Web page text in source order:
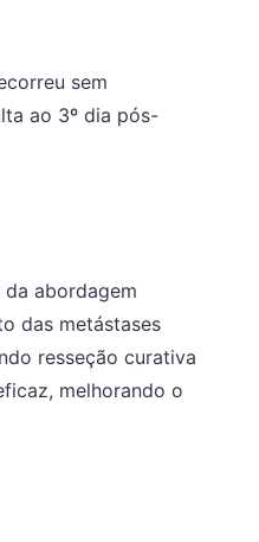
sem
ao 3º dia pós-
abordagem
das metástases
resseção curativa
melhorando o